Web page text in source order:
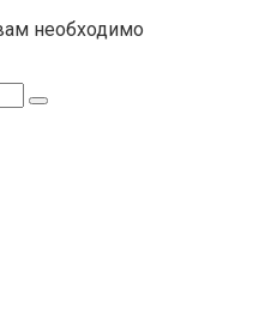
необходимо